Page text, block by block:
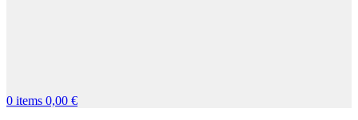
0 items 0,00 €